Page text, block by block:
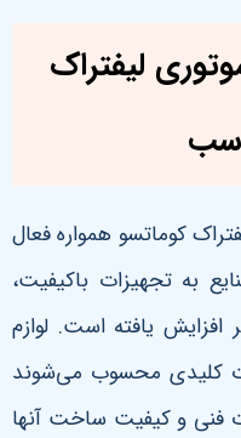
لیفتراک
کوماتسو همواره فعال
به تجهیزات باکیفیت،
افزایش یافته است. لوازم
کلیدی محسوب می‌شوند
فنی و کیفیت ساخت آنها